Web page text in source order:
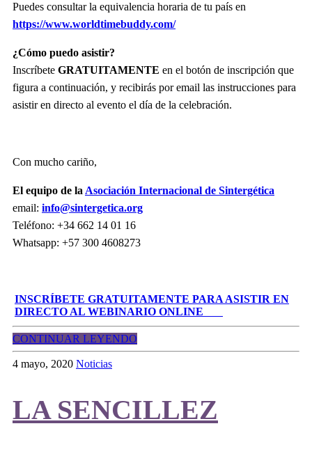
Puedes consultar la equivalencia horaria de tu país en
https://www.worldtimebuddy.com/
¿Cómo puedo asistir?
Inscríbete GRATUITAMENTE en el botón de inscripción que
figura a continuación, y recibirás por email las instrucciones para
asistir en directo al evento el día de la celebración.
Con mucho cariño,
El equipo de la Asociación Internacional de Sintergética
email: info@sintergetica.org
Teléfono: +34 662 14 01 16
Whatsapp: +57 300 4608273
INSCRÍBETE GRATUITAMENTE PARA ASISTIR EN
DIRECTO AL WEBINARIO ONLINE
CONTINUAR LEYENDO
4 mayo, 2020 Noticias
LA SENCILLEZ